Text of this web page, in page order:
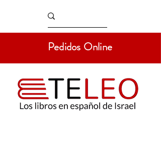
Pedidos Online